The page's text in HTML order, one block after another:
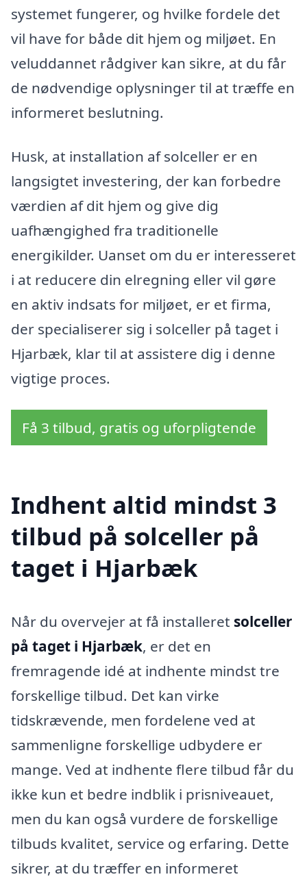
systemet fungerer, og hvilke fordele det
vil have for både dit hjem og miljøet. En
veluddannet rådgiver kan sikre, at du får
de nødvendige oplysninger til at træffe en
informeret beslutning.
Husk, at installation af solceller er en
langsigtet investering, der kan forbedre
værdien af dit hjem og give dig
uafhængighed fra traditionelle
energikilder. Uanset om du er interesseret
i at reducere din elregning eller vil gøre
en aktiv indsats for miljøet, er et firma,
der specialiserer sig i solceller på taget i
Hjarbæk, klar til at assistere dig i denne
vigtige proces.
Få 3 tilbud, gratis og uforpligtende
Indhent altid mindst 3
tilbud på solceller på
taget i Hjarbæk
Når du overvejer at få installeret solceller
på taget i Hjarbæk, er det en
fremragende idé at indhente mindst tre
forskellige tilbud. Det kan virke
tidskrævende, men fordelene ved at
sammenligne forskellige udbydere er
mange. Ved at indhente flere tilbud får du
ikke kun et bedre indblik i prisniveauet,
men du kan også vurdere de forskellige
tilbuds kvalitet, service og erfaring. Dette
sikrer, at du træffer en informeret